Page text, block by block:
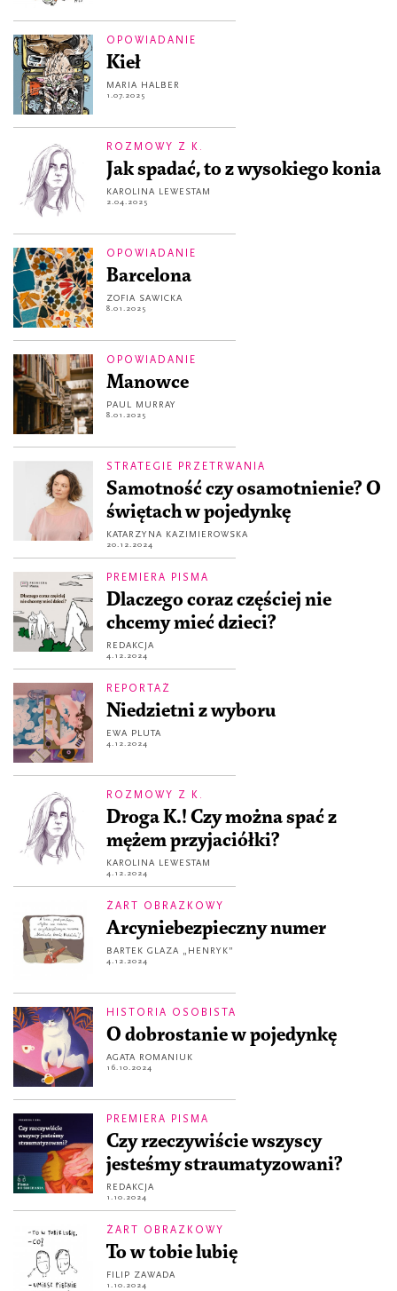
OPOWIADANIE
Kieł
MARIA HALBER
1.07.2025
ROZMOWY Z K.
Jak spadać, to z wysokiego konia
KAROLINA LEWESTAM
2.04.2025
OPOWIADANIE
Barcelona
ZOFIA SAWICKA
8.01.2025
OPOWIADANIE
Manowce
PAUL MURRAY
8.01.2025
STRATEGIE PRZETRWANIA
Samotność czy osamotnienie? O
świętach w pojedynkę
KATARZYNA KAZIMIEROWSKA
20.12.2024
PREMIERA PISMA
Dlaczego coraz częściej nie
chcemy mieć dzieci?
REDAKCJA
4.12.2024
REPORTAŻ
Niedzietni z wyboru
EWA PLUTA
4.12.2024
ROZMOWY Z K.
Droga K.! Czy można spać z
mężem przyjaciółki?
KAROLINA LEWESTAM
4.12.2024
ŻART OBRAZKOWY
Arcyniebezpieczny numer
BARTEK GLAZA „HENRYK”
4.12.2024
HISTORIA OSOBISTA
O dobrostanie w pojedynkę
AGATA ROMANIUK
16.10.2024
PREMIERA PISMA
Czy rzeczywiście wszyscy
jesteśmy straumatyzowani?
REDAKCJA
1.10.2024
ŻART OBRAZKOWY
To w tobie lubię
FILIP ZAWADA
1.10.2024